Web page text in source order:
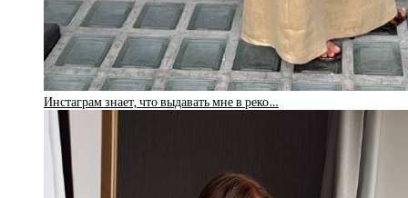
Инстаграм знает, что выдавать мне в реко…